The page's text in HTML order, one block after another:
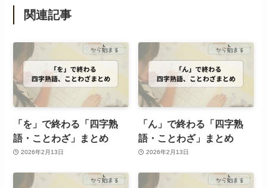
関連記事
「を」で終わる「四字熟
語・ことわざ」まとめ
2026年2月13日
「ん」で終わる「四字熟
語・ことわざ」まとめ
2026年2月13日